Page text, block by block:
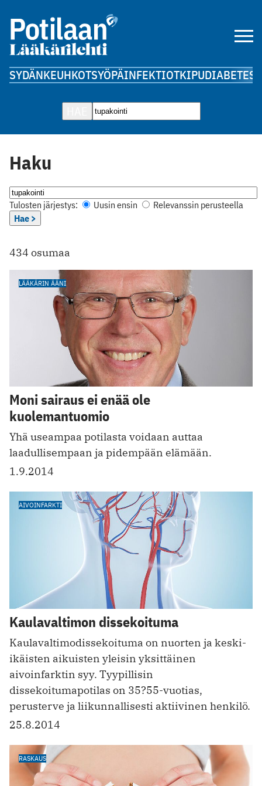
SYDÄNKEUHKOTSYÖPÄINFEKTIOTKIPUDIABETES
Haku
Tulosten järjestys: Uusin ensin
Relevanssin perusteella
Hae >
434 osumaa
LÄÄKÄRIN ÄÄNI
Moni sairaus ei enää ole
kuolemantuomio
Yhä useampaa potilasta voidaan auttaa
laadullisempaan ja pidempään elämään.
1.9.2014
AIVOINFARKTI
Kaulavaltimon dissekoituma
Kaulavaltimodissekoituma on nuorten ja keski-
ikäisten aikuisten yleisin yksittäinen
aivoinfarktin syy. Tyypillisin
dissekoitumapotilas on 35?55-vuotias,
perusterve ja liikunnallisesti aktiivinen henkilö.
25.8.2014
RASKAUS